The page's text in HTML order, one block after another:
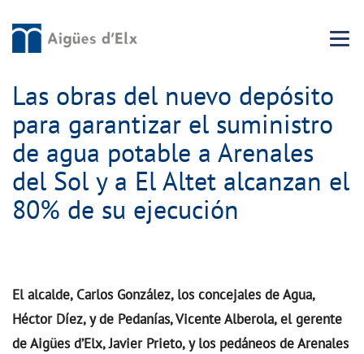
Menu
Las obras del nuevo depósito
para garantizar el suministro
de agua potable a Arenales
del Sol y a El Altet alcanzan el
80% de su ejecución
El alcalde, Carlos González, los concejales de Agua,
Héctor Díez, y de Pedanías, Vicente Alberola, el gerente
de Aigües d’Elx, Javier Prieto, y los pedáneos de Arenales